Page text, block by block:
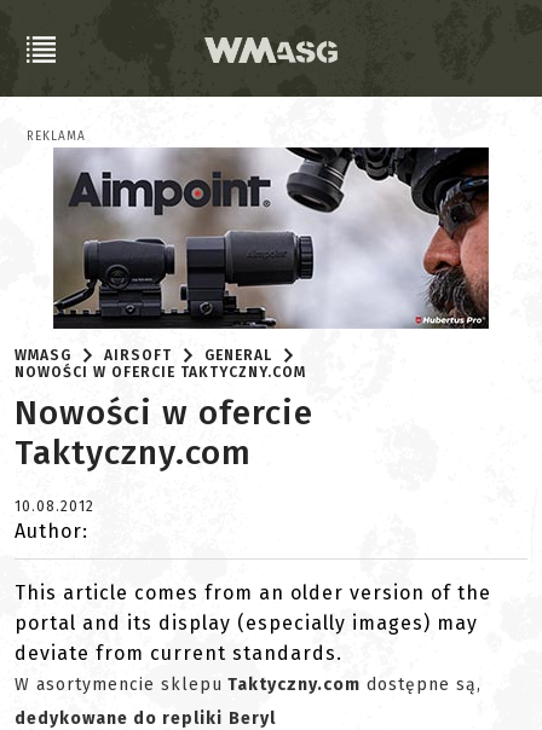
REKLAMA
WMASG AIRSOFT
GENERAL
NOWOŚCI W OFERCIE TAKTYCZNY.COM
Nowości w ofercie
Taktyczny.com
10.08.2012
Author:
This article comes from an older version of the
portal and its display (especially images) may
deviate from current standards.
W asortymencie sklepu Taktyczny.com dostępne są,
dedykowane do repliki Beryl